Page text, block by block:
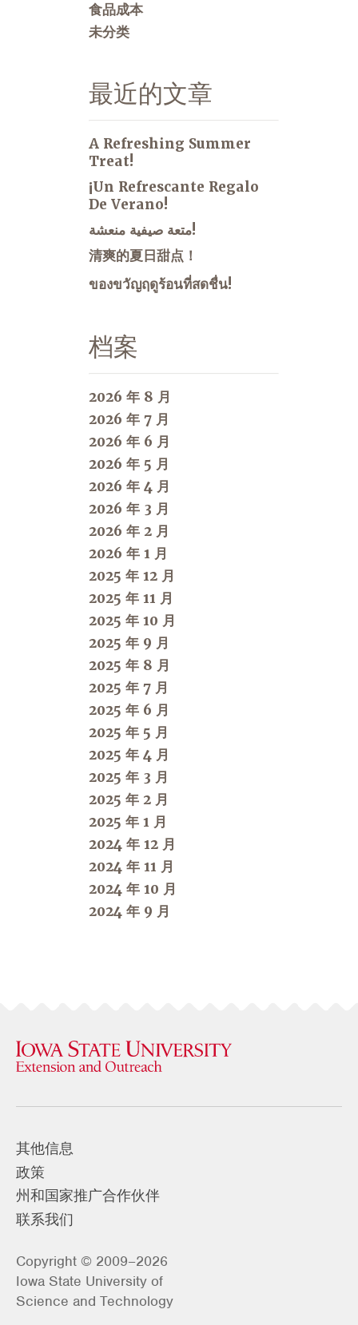
食品成本
未分类
最近的文章
A Refreshing Summer
Treat!
¡Un Refrescante Regalo
De Verano!
متعة صيفية منعشة!
清爽的夏日甜点！
ของขวัญฤดูร้อนที่สดชื่น!
档案
2026 年 8 月
2026 年 7 月
2026 年 6 月
2026 年 5 月
2026 年 4 月
2026 年 3 月
2026 年 2 月
2026 年 1 月
2025 年 12 月
2025 年 11 月
2025 年 10 月
2025 年 9 月
2025 年 8 月
2025 年 7 月
2025 年 6 月
2025 年 5 月
2025 年 4 月
2025 年 3 月
2025 年 2 月
2025 年 1 月
2024 年 12 月
2024 年 11 月
2024 年 10 月
2024 年 9 月
其他信息
政策
州和国家推广合作伙伴
联系我们
Copyright © 2009–2026
Iowa State University of
Science and Technology